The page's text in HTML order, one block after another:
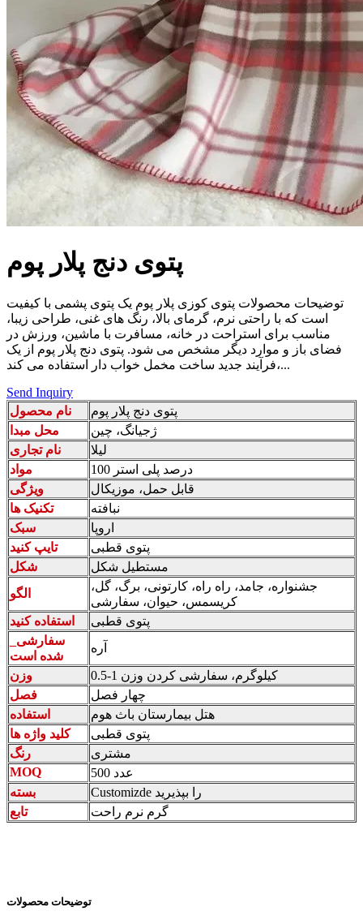
پتوی دنج پلار پوم
توضیحات محصولات پتوی کوزی پلار پوم یک پتوی پشمی با کیفیت
است که با راحتی نرم، گرمای بالا، رنگ های غنی، طراحی زیبا،
مناسب برای استراحت در خانه، مسافرت با ماشین، ورزش در
فضای باز و موارد دیگر مشخص می شود. پتوی دنج پلار پوم از یک
فرآیند جدید ساخت مخمل خواب دار استفاده می کند،...
Send Inquiry
نام محصول
پتوی دنج پلار پوم
محل مبدا
ژجیانگ، چین
نام تجاری
لیلا
مواد
100 درصد پلی استر
ویژگی
قابل حمل، موزیکال
تکنیک ها
نبافته
سبک
اروپا
تایپ کنید
پتوی قطبی
شکل
مستطیل شکل
الگو
جشنواره، جامد، راه راه، کارتونی، برگ، گل،
کریسمس، حیوان، سفارشی
استفاده کنید
پتوی قطبی
شده است
آره
وزن
0.5-1 کیلوگرم، سفارشی کردن وزن
فصل
چهار فصل
استفاده
هتل بیمارستان باث هوم
کلید واژه ها
پتوی قطبی
رنگ
مشتری
MOQ
500 عدد
بسته
Customizde را بپذیرید
تابع
گرم نرم راحت
توضیحات محصولات